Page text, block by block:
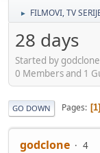
► FILMOVI, TV
28 days
Started by
0 Members and 1
GO DOWN Pages 1
godclone 4